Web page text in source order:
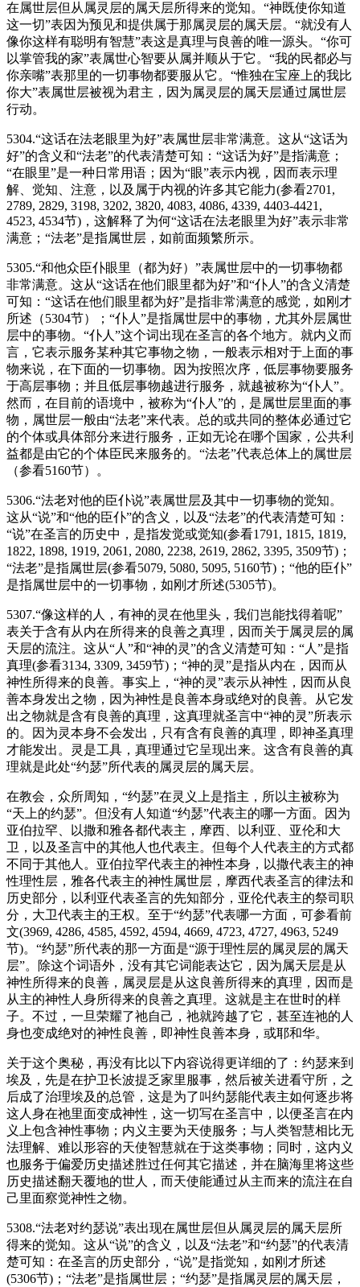
在属世层但从属灵层的属天层所得来的觉知。“神既使你知道
这一切”表因为预见和提供属于那属灵层的属天层。“就没有人
像你这样有聪明有智慧”表这是真理与良善的唯一源头。“你可
以掌管我的家”表属世心智要从属并顺从于它。“我的民都必与
你亲嘴”表那里的一切事物都要服从它。“惟独在宝座上的我比
你大”表属世层被视为君主，因为属灵层的属天层通过属世层
行动。
5304.“这话在法老眼里为好”表属世层非常满意。这从“这话为
好”的含义和“法老”的代表清楚可知：“这话为好”是指满意；
“在眼里”是一种日常用语；因为“眼”表示内视，因而表示理
解、觉知、注意，以及属于内视的许多其它能力(参看2701,
2789, 2829, 3198, 3202, 3820, 4083, 4086, 4339, 4403-4421,
4523, 4534节)，这解释了为何“这话在法老眼里为好”表示非常
满意；“法老”是指属世层，如前面频繁所示。
5305.“和他众臣仆眼里（都为好）”表属世层中的一切事物都
非常满意。这从“这话在他们眼里都为好”和“仆人”的含义清楚
可知：“这话在他们眼里都为好”是指非常满意的感觉，如刚才
所述（5304节）；“仆人”是指属世层中的事物，尤其外层属世
层中的事物。“仆人”这个词出现在圣言的各个地方。就内义而
言，它表示服务某种其它事物之物，一般表示相对于上面的事
物来说，在下面的一切事物。因为按照次序，低层事物要服务
于高层事物；并且低层事物越进行服务，就越被称为“仆人”。
然而，在目前的语境中，被称为“仆人”的，是属世层里面的事
物，属世层一般由“法老”来代表。总的或共同的整体必通过它
的个体或具体部分来进行服务，正如无论在哪个国家，公共利
益都是由它的个体臣民来服务的。“法老”代表总体上的属世层
（参看5160节）。
5306.“法老对他的臣仆说”表属世层及其中一切事物的觉知。
这从“说”和“他的臣仆”的含义，以及“法老”的代表清楚可知：
“说”在圣言的历史中，是指发觉或觉知(参看1791, 1815, 1819,
1822, 1898, 1919, 2061, 2080, 2238, 2619, 2862, 3395, 3509节)；
“法老”是指属世层(参看5079, 5080, 5095, 5160节)；“他的臣仆”
是指属世层中的一切事物，如刚才所述(5305节)。
5307.“像这样的人，有神的灵在他里头，我们岂能找得着呢”
表关于含有从内在所得来的良善之真理，因而关于属灵层的属
天层的流注。这从“人”和“神的灵”的含义清楚可知：“人”是指
真理(参看3134, 3309, 3459节)；“神的灵”是指从内在，因而从
神性所得来的良善。事实上，“神的灵”表示从神性，因而从良
善本身发出之物，因为神性是良善本身或绝对的良善。从它发
出之物就是含有良善的真理，这真理就圣言中“神的灵”所表示
的。因为灵本身不会发出，只有含有良善的真理，即神圣真理
才能发出。灵是工具，真理通过它呈现出来。这含有良善的真
理就是此处“约瑟”所代表的属灵层的属天层。
在教会，众所周知，“约瑟”在灵义上是指主，所以主被称为
“天上的约瑟”。但没有人知道“约瑟”代表主的哪一方面。因为
亚伯拉罕、以撒和雅各都代表主，摩西、以利亚、亚伦和大
卫，以及圣言中的其他人也代表主。但每个人代表主的方式都
不同于其他人。亚伯拉罕代表主的神性本身，以撒代表主的神
性理性层，雅各代表主的神性属世层，摩西代表圣言的律法和
历史部分，以利亚代表圣言的先知部分，亚伦代表主的祭司职
分，大卫代表主的王权。至于“约瑟”代表哪一方面，可参看前
文(3969, 4286, 4585, 4592, 4594, 4669, 4723, 4727, 4963, 5249
节)。“约瑟”所代表的那一方面是“源于理性层的属灵层的属天
层”。除这个词语外，没有其它词能表达它，因为属天层是从
神性所得来的良善，属灵层是从这良善所得来的真理，因而是
从主的神性人身所得来的良善之真理。这就是主在世时的样
子。不过，一旦荣耀了祂自己，祂就跨越了它，甚至连祂的人
身也变成绝对的神性良善，即神性良善本身，或耶和华。
关于这个奥秘，再没有比以下内容说得更详细的了：约瑟来到
埃及，先是在护卫长波提乏家里服事，然后被关进看守所，之
后成了治理埃及的总管，这是为了叫约瑟能代表主如何逐步将
这人身在祂里面变成神性，这一切写在圣言中，以便圣言在内
义上包含神性事物；内义主要为天使服务；与人类智慧相比无
法理解、难以形容的天使智慧就在于这类事物；同时，这内义
也服务于偏爱历史描述胜过任何其它描述，并在脑海里将这些
历史描述翻天覆地的世人，而天使能通过从主而来的流注在自
己里面察觉神性之物。
5308.“法老对约瑟说”表出现在属世层但从属灵层的属天层所
得来的觉知。这从“说”的含义，以及“法老”和“约瑟”的代表清
楚可知：在圣言的历史部分，“说”是指觉知，如刚才所述
(5306节)；“法老”是指属世层；“约瑟”是指属灵层的属天层，